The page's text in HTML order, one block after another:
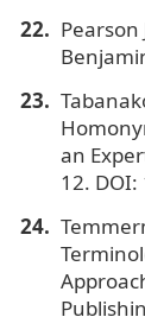
Pearson
an
12.